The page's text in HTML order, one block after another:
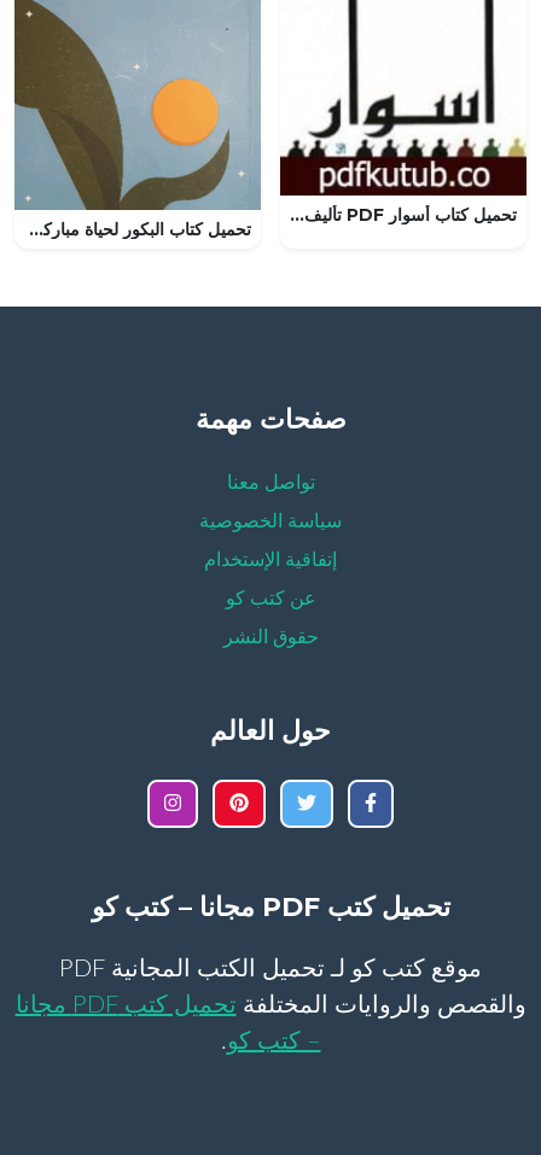
تحميل كتاب أسوار PDF تأليف محمد البساطي مجانا [كامل]
تحميل كتاب البكور لحياة مباركة و نور الهدى الهديب – شيماء الدهيم بصيغة PDF مجانا
صفحات مهمة
تواصل معنا
سياسة الخصوصية
إتفاقية الإستخدام
عن كتب كو
حقوق النشر
حول العالم
تحميل كتب PDF مجانا – كتب كو
موقع كتب كو لـ تحميل الكتب المجانية PDF
والقصص والروايات المختلفة
تحميل كتب PDF مجانا
– كتب كو.